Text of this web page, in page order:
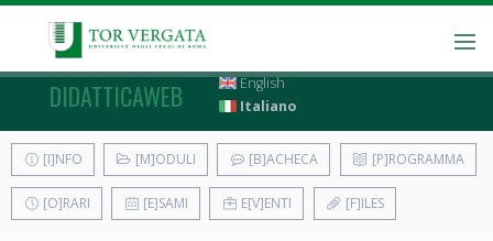
DIDATTICAWEB
English
Italiano
[I]NFO [M]ODULI [B]ACHECA [P]ROGRAMMA
[O]RARI [E]SAMI E[V]ENTI [F]ILES